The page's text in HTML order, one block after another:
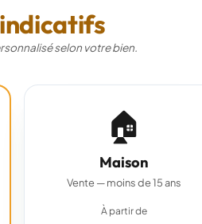
indicatifs
selon votre bien.
🏠
Maison
Vente — moins de 15 ans
À partir de